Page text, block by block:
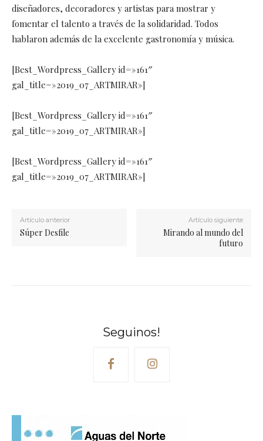
diseñadores, decoradores y artistas para mostrar y
fomentar el talento a través de la solidaridad. Todos
hablaron además de la excelente gastronomía y música.
[Best_Wordpress_Gallery id=»161″
gal_title=»2019_07_ARTMIRAR»]
[Best_Wordpress_Gallery id=»161″
gal_title=»2019_07_ARTMIRAR»]
[Best_Wordpress_Gallery id=»161″
gal_title=»2019_07_ARTMIRAR»]
Artículo anterior
Súper Desfile
Artículo siguiente
Mirando al mundo del
futuro
Seguinos!